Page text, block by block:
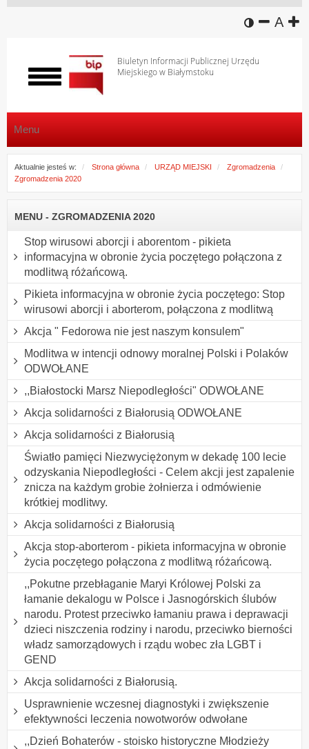
wersja
A
Biuletyn Informacji Publicznej Urzędu
Miejskiego w Białymstoku
Włącz
menu
Menu
Aktualnie jesteś w: Strona główna URZĄD MIEJSKI
Zgromadzenia
Zgromadzenia 2020
MENU - ZGROMADZENIA 2020
Stop wirusowi aborcji i aborentom - pikieta
informacyjna w obronie życia poczętego połączona z
modlitwą różańcową.
Pikieta informacyjna w obronie życia poczętego: Stop
wirusowi aborcji i aborterom, połączona z modlitwą
Akcja " Fedorowa nie jest naszym konsulem"
Modlitwa w intencji odnowy moralnej Polski i Polaków
ODWOŁANE
,,Białostocki Marsz Niepodległości" ODWOŁANE
Akcja solidarności z Białorusią ODWOŁANE
Akcja solidarności z Białorusią
Światło pamięci Niezwyciężonym w dekadę 100 lecie
odzyskania Niepodległości - Celem akcji jest zapalenie
znicza na każdym grobie żołnierza i odmówienie
krótkiej modlitwy.
Akcja solidarności z Białorusią
Akcja stop-aborterom - pikieta informacyjna w obronie
życia poczętego połączona z modlitwą różańcową.
,,Pokutne przebłaganie Maryi Królowej Polski za
łamanie dekalogu w Polsce i Jasnogórskich ślubów
narodu. Protest przeciwko łamaniu prawa i deprawacji
dzieci niszczenia rodziny i narodu, przeciwko bierności
władz samorządowych i rządu wobec zła LGBT i
GEND
Akcja solidarności z Białorusią.
Usprawnienie wczesnej diagnostyki i zwiększenie
efektywności leczenia nowotworów odwołane
,,Dzień Bohaterów - stoisko historyczne Młodzieży